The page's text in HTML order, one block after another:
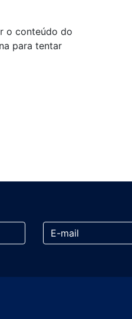
o conteúdo do
para tentar